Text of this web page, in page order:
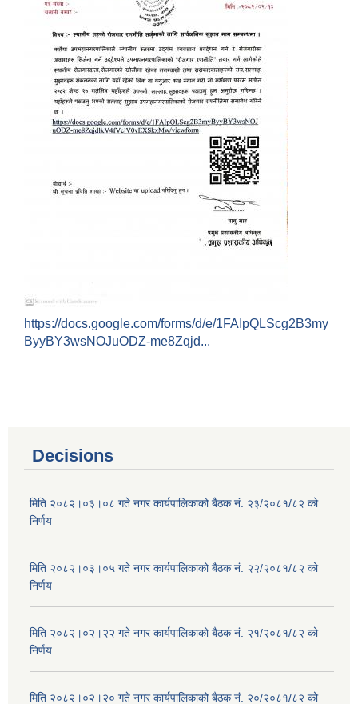
https://docs.google.com/forms/d/e/1FAIpQLScg2B3my
ByyBY3wsNOJuODZ-me8Zqjd...
Decisions
मिति २०८२।०३।०८ गते नगर कार्यपालिकाको बैठक नं. २३/२०८१/८२ को
निर्णय
मिति २०८२।०३।०५ गते नगर कार्यपालिकाको बैठक नं. २२/२०८१/८२ को
निर्णय
मिति २०८२।०२।२२ गते नगर कार्यपालिकाको बैठक नं. २१/२०८१/८२ को
निर्णय
मिति २०८२।०२।२० गते नगर कार्यपालिकाको बैठक नं. २०/२०८१/८२ को